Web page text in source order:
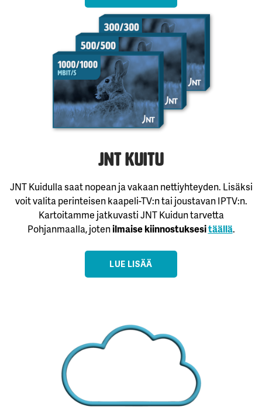
JNT Kuitu
JNT Kuidulla saat nopean ja vakaan nettiyhteyden. Lisäksi
voit valita perinteisen kaapeli-TV:n tai joustavan IPTV:n.
Kartoitamme jatkuvasti JNT Kuidun tarvetta
Pohjanmaalla, jotenilmaise kiinnostuksesitäällä.
LUE LISÄÄ